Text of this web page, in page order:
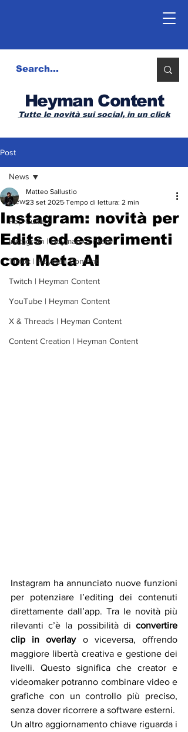
Heyman Content
Tutte le novità sui social, in un click
Post
News
Pop Culture
Instagram | Heyman Content
Tiktok | Heyman Content
Twitch | Heyman Content
YouTube | Heyman Content
X & Threads | Heyman Content
Content Creation | Heyman Content
News
Instagram: novità per
Edits ed esperimenti
con Meta AI
Matteo Sallustio
23 set 2025 Tempo di lettura: 2 min
Instagram ha annunciato nuove funzioni
per potenziare l’editing dei contenuti
direttamente dall’app. Tra le novità più
rilevanti c’è la possibilità di convertire
clip in overlay o viceversa, offrendo
maggiore libertà creativa e gestione dei
livelli. Questo significa che creator e
videomaker potranno combinare video e
grafiche con un controllo più preciso,
senza dover ricorrere a software esterni.